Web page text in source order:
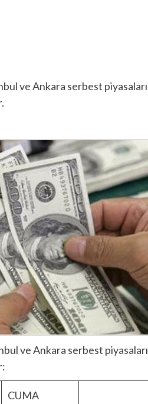
ve Ankara serbest
ve Ankara serbest
CUMA